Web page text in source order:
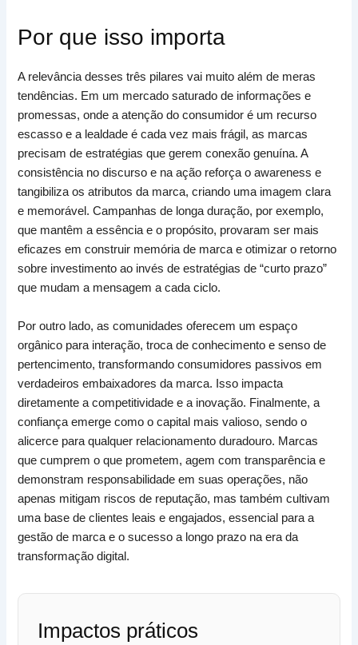
Por que isso importa
A relevância desses três pilares vai muito além de meras
tendências. Em um mercado saturado de informações e
promessas, onde a atenção do consumidor é um recurso
escasso e a lealdade é cada vez mais frágil, as marcas
precisam de estratégias que gerem conexão genuína. A
consistência no discurso e na ação reforça o awareness e
tangibiliza os atributos da marca, criando uma imagem clara
e memorável. Campanhas de longa duração, por exemplo,
que mantêm a essência e o propósito, provaram ser mais
eficazes em construir memória de marca e otimizar o retorno
sobre investimento ao invés de estratégias de “curto prazo”
que mudam a mensagem a cada ciclo.
Por outro lado, as comunidades oferecem um espaço
orgânico para interação, troca de conhecimento e senso de
pertencimento, transformando consumidores passivos em
verdadeiros embaixadores da marca. Isso impacta
diretamente a competitividade e a inovação. Finalmente, a
confiança emerge como o capital mais valioso, sendo o
alicerce para qualquer relacionamento duradouro. Marcas
que cumprem o que prometem, agem com transparência e
demonstram responsabilidade em suas operações, não
apenas mitigam riscos de reputação, mas também cultivam
uma base de clientes leais e engajados, essencial para a
gestão de marca e o sucesso a longo prazo na era da
transformação digital.
Impactos práticos